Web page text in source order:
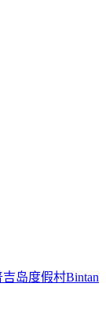
吉岛度假村Bintan